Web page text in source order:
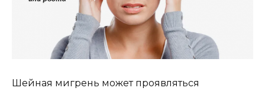
Шейная мигрень может проявляться